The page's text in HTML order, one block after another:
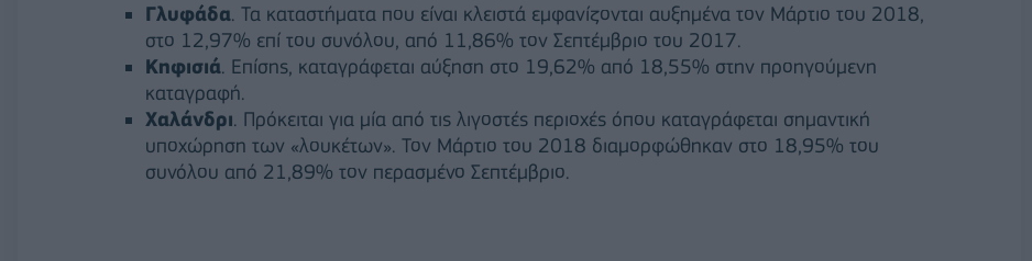
Γλυφάδα. Τα καταστήματα που είναι κλειστά εμφανίζονται αυξημένα τον Μάρτιο του 2018,
στο 12,97% επί του συνόλου, από 11,86% τον Σεπτέμβριο του 2017.
Κηφισιά. Επίσης, καταγράφεται αύξηση στο 19,62% από 18,55% στην προηγούμενη
καταγραφή.
Χαλάνδρι. Πρόκειται για μία από τις λιγοστές περιοχές όπου καταγράφεται σημαντική
υποχώρηση των «λουκέτων». Τον Μάρτιο του 2018 διαμορφώθηκαν στο 18,95% του
συνόλου από 21,89% τον περασμένο Σεπτέμβριο.